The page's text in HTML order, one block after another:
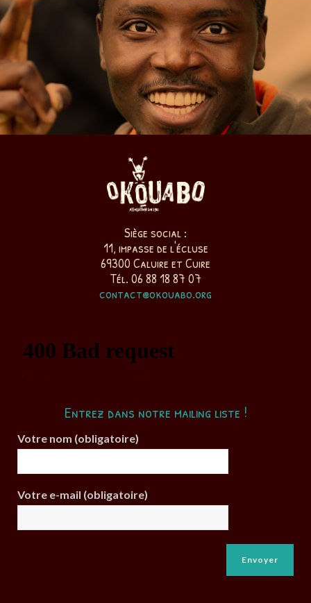
Siège social :
11, impasse de l'écluse
69300 Caluire et Cuire
Tél. 06 88 18 87 07
contact@okouabo.org
Entrez dans notre mailing liste !
Votre nom (obligatoire)
Votre e-mail (obligatoire)